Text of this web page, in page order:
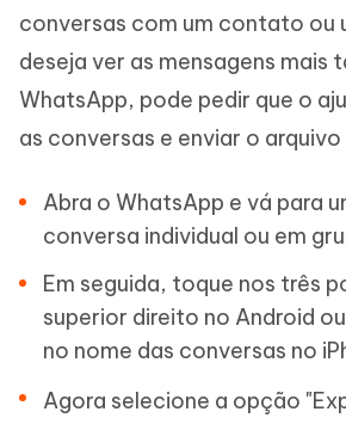
conversas com um contato ou
deseja ver as mensagens mais
WhatsApp, pode pedir que o
as conversas e enviar o
Abra o WhatsApp e vá para
conversa individual ou em
Em seguida, toque nos três
superior direito no Android
no nome das conversas no
Agora selecione a opção